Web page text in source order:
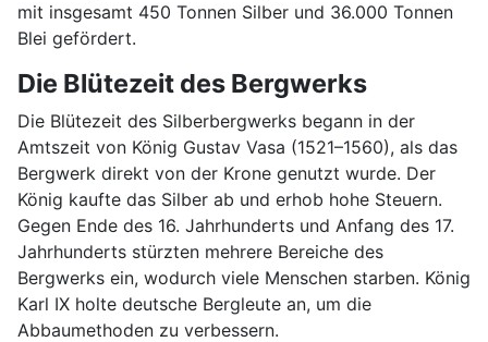
mit insgesamt 450 Tonnen Silber und 36.000 Tonnen
Blei gefördert.
Die Blütezeit des Bergwerks
Die Blütezeit des Silberbergwerks begann in der
Amtszeit von König Gustav Vasa (1521–1560), als das
Bergwerk direkt von der Krone genutzt wurde. Der
König kaufte das Silber ab und erhob hohe Steuern.
Gegen Ende des 16. Jahrhunderts und Anfang des 17.
Jahrhunderts stürzten mehrere Bereiche des
Bergwerks ein, wodurch viele Menschen starben. König
Karl IX holte deutsche Bergleute an, um die
Abbaumethoden zu verbessern.